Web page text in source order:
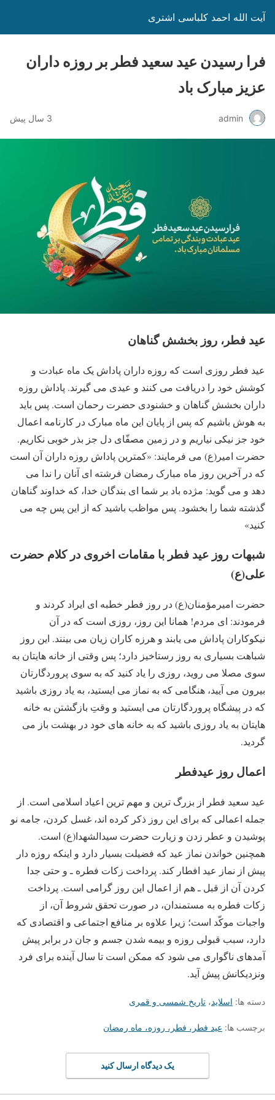
آیت الله احمد کلباسی اشتری
فرا رسیدن عید سعید فطر بر روزه داران
عزیز مبارک باد
admin 3 سال پیش
عید فطر، روز بخشش گناهان
عید فطر روزی است که روزه داران پاداش یک ماه عبادت و
کوشش خود را دریافت می کنند و عیدی می گیرند. پاداش روزه
داران بخشش گناهان و خشنودی حضرت رحمان است. پس باید
به هوش باشیم که پس از پایان این ماه مبارک در کارنامه اعمال
خود جز نیکی نیاریم و در زمین مصفّای دل جز بذر خوبی نکاریم.
حضرت امیر(ع) می فرمایند: «کمترین پاداش روزه داران آن است
که در آخرین روز ماه مبارک رمضان فرشته ای آنان را ندا می
دهد و می گوید: مژده باد بر شما ای بندگان خدا، که خداوند گناهان
گذشته شما را بخشود. پس مواظب باشید که از این پس چه می
کنید»
شبهات روز عید فطر با مقامات اخروی در کلام حضرت
علی(ع)
حضرت امیرمؤمنان(ع) در روز فطر خطبه ای ایراد کردند و
فرمودند: ای مردم! همانا این روز، روزی است که در آن
نیکوکاران پاداش می یابند و هرزه کاران زیان می بینند. این روز
شباهت بسیاری به روز رستاخیز دارد؛ پس وقتی از خانه هایتان به
سوی مصلا می روید، روزی را یاد کنید که به سوی پروردگارتان
بیرون می آیید، هنگامی که به نماز می ایستید، به یاد روزی باشید
که در پیشگاه پروردگارتان می ایستید و وقتِ بازگشتن به خانه
هایتان به یاد روزی باشید که به خانه های خود در بهشت باز می
گردید.
اعمال روز عیدفطر
عید سعید فطر از بزرگ ترین و مهم ترین اعیاد اسلامی است. از
جمله اعمالی که برای این روز ذکر کرده اند، غسل کردن، جامه نو
پوشیدن و عطر زدن و زیارت حضرت سیدالشهدا(ع) است.
همچنین خواندن نماز عید که فضیلت بسیار دارد و اینکه روزه دار
پیش از نماز عید افطار کند. پرداخت زکات فطره ـ و حتی جدا
کردن آن از قبل ـ هم از اعمال این روز گرامی است. پرداخت
زکات فطره به مستمندان، در صورت تحقق شروط آن، از
واجبات موکّد است؛ زیرا علاوه بر منافع اجتماعی و اقتصادی که
دارد، سبب قبولی روزه و بیمه شدن جسم و جان در برابر پیش
آمدهای ناگواری می شود که ممکن است تا سال آینده برای فرد
ونزدیکانش پیش آید.
دسته ها: اسلاید، تاریخ شمسی و قمری
برچسب ها: عید فطر، فطر، روزه، ماه رمضان
یک دیدگاه ارسال کنید